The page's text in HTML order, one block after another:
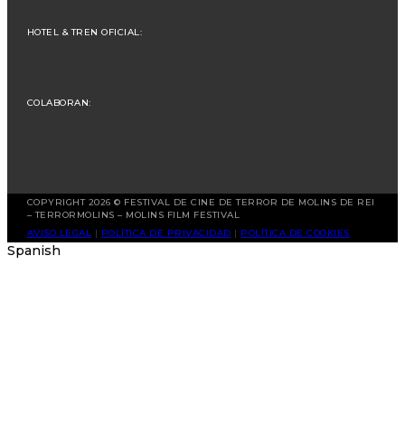
HOTEL & TREN OFICIAL:
COLABORAN:
COPYRIGHT 2026 © FESTIVAL DE CINE DE TERROR DE MOLINS DE REI
– TERRORMOLINS – MOLINS FILM FESTIVAL
AVISO LEGAL
| POLÍTICA DE PRIVACIDAD | POLÍTICA DE COOKIES
Spanish